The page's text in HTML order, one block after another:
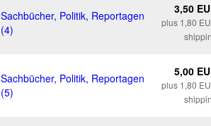
Sachbücher, Politik, Reportagen
(4)
3,50
plus 1,80
Sachbücher, Politik, Reportagen
(5)
5,00
plus 1,80